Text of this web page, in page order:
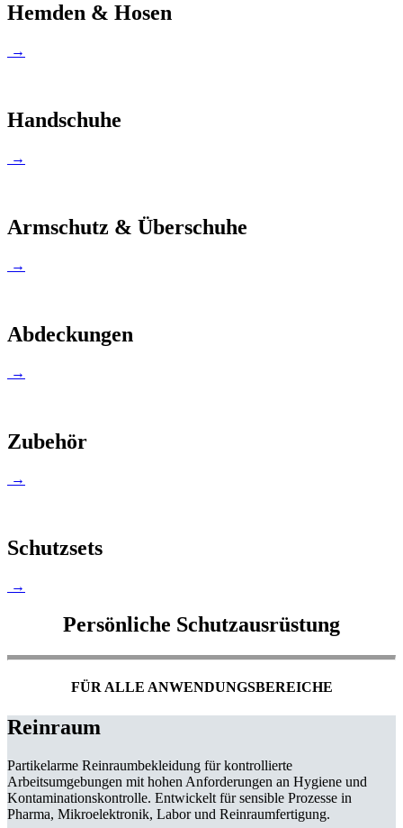
Hemden & Hosen
→
Handschuhe
→
Armschutz & Überschuhe
→
Abdeckungen
→
Zubehör
→
Schutzsets
→
Persönliche Schutzausrüstung
FÜR ALLE ANWENDUNGSBEREICHE
Reinraum
Partikelarme Reinraumbekleidung für kontrollierte
Arbeitsumgebungen mit hohen Anforderungen an Hygiene und
Kontaminationskontrolle. Entwickelt für sensible Prozesse in
Pharma, Mikroelektronik, Labor und Reinraumfertigung.